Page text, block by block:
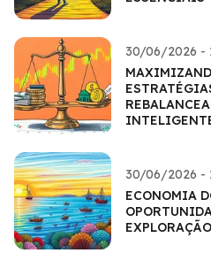
30/06/2026 -
30/06/2026 -
ECONOMIA